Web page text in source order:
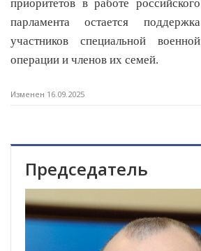
приоритетов в работе российского
парламента остается поддержка
участников специальной военной
операции и членов их семей.
Изменен 16.09.2025
Председатель